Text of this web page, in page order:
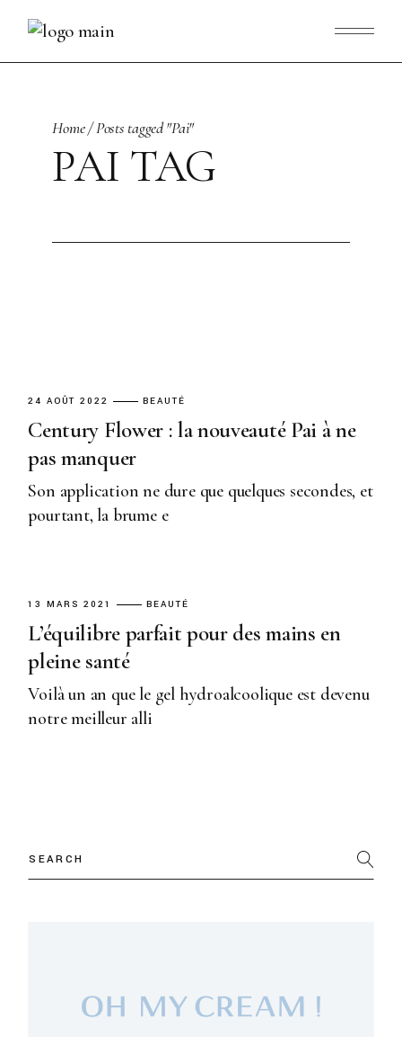
content
Home Posts tagged "Pai"
PAI TAG
24 AOÛT 2022 BEAUTÉ
Century Flower : la nouveauté Pai à ne
pas manquer
Son application ne dure que quelques secondes, et
pourtant, la brume e
13 MARS 2021 BEAUTÉ
L’équilibre parfait pour des mains en
pleine santé
Voilà un an que le gel hydroalcoolique est devenu
notre meilleur alli